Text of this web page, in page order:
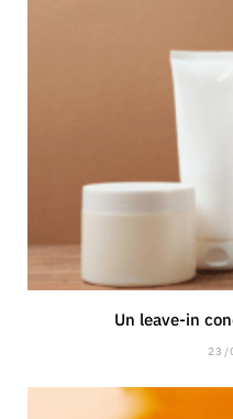
Un leave-in
23/